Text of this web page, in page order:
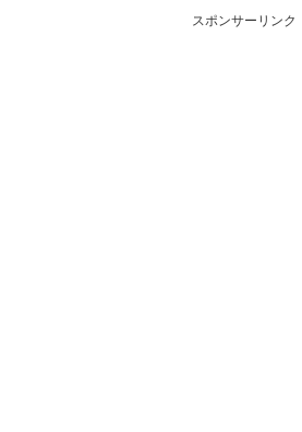
スポンサーリンク